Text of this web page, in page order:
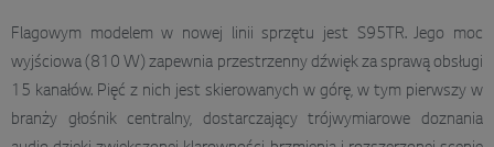
Flagowym modelem w nowej linii sprzętu jest S95TR. Jego moc
wyjściowa (810 W) zapewnia przestrzenny dźwięk za sprawą obsługi
15 kanałów. Pięć z nich jest skierowanych w górę, w tym pierwszy w
branży głośnik centralny, dostarczający trójwymiarowe doznania